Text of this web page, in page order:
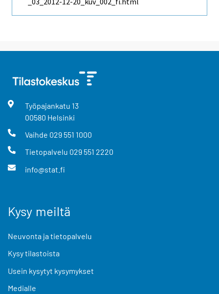
Työpajankatu 13
00580 Helsinki
Vaihde 029 551 1000
Tietopalvelu 029 551 2220
info@stat.fi
Kysy meiltä
Neuvonta ja tietopalvelu
Kysy tilastoista
Usein kysytyt kysymykset
Medialle